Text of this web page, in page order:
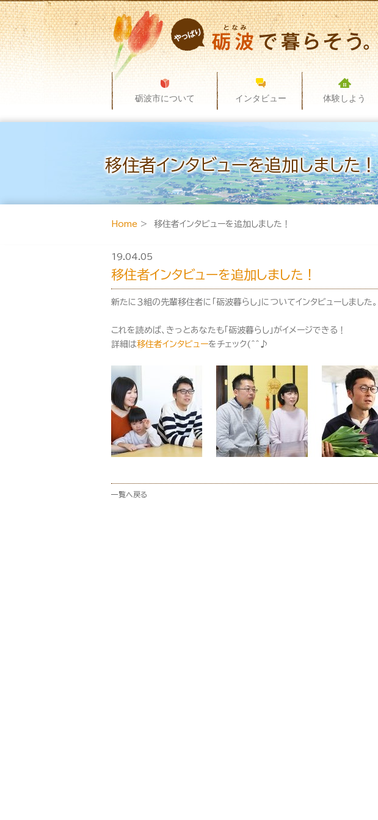
砺波市について インタビュー 体験しよう
移住者インタビューを追加しました！
Home > 移住者インタビューを追加しました！
19.04.05
移住者インタビューを追加しました！
新たに３組の先輩移住者に「砺波暮らし」についてインタビューしました。
これを読めば、きっとあなたも「砺波暮らし」がイメージできる！
詳細は移住者インタビューをチェック(^^♪
一覧へ戻る